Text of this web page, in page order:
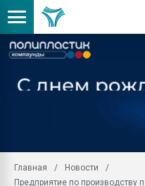
Главная
Новости
Предприятие по производству